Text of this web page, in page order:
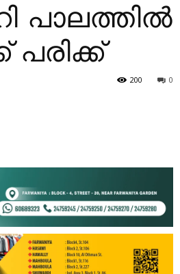
പാലത്തിൽ
പരിക്ക്
0
200